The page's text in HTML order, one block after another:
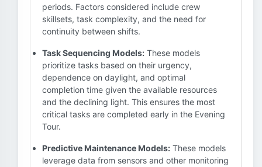
periods. Factors considered include crew
skillsets, task complexity, and the need for
continuity between shifts.
Task Sequencing Models: These models
prioritize tasks based on their urgency,
dependence on daylight, and optimal
completion time given the available resources
and the declining light. This ensures the most
critical tasks are completed early in the Evening
Tour.
Predictive Maintenance Models: These models
leverage data from sensors and other monitoring